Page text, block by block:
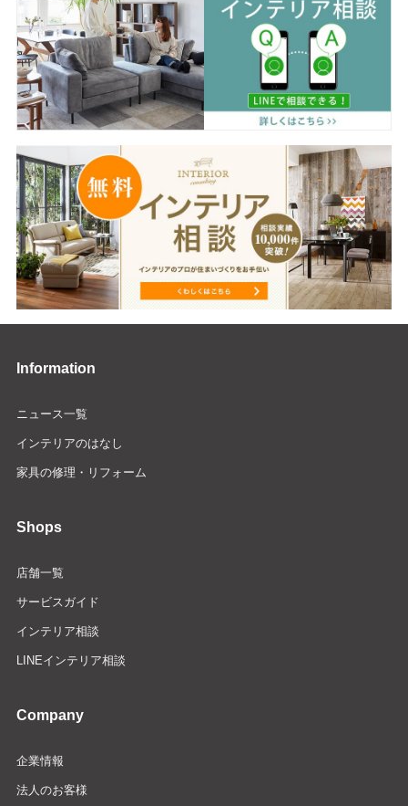
Information
ニュース一覧
インテリアのはなし
家具の修理・リフォーム
Shops
店舗一覧
サービスガイド
インテリア相談
LINEインテリア相談
Company
企業情報
法人のお客様